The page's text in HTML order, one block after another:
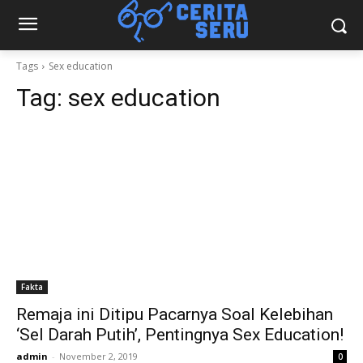
Tags Sex education
Tag: sex education
Fakta
Remaja ini Ditipu Pacarnya Soal Kelebihan
‘Sel Darah Putih’, Pentingnya Sex Education!
admin - November 2, 2019 0